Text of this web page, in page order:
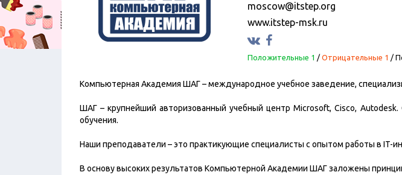
moscow@itstep.org
www.itstep-msk.ru
Положительные 1 / Отрицательные 1 /
Компьютерная Академия ШАГ – международное учебное заведение,
ШАГ – крупнейший авторизованный учебный центр Microsoft, Cisco,
обучения.
Наши преподаватели – это практикующие специалисты с опытом работы в IT-
В основу высоких результатов Компьютерной Академии ШАГ заложены